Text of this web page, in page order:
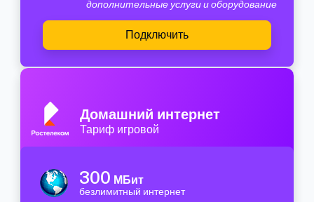
дополнительные услуги и оборудование
Подключить
Домашний интернет
Тариф игровой
300 МБит
безлимитный интернет